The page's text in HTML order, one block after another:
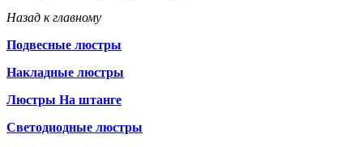
Назад к главному
Подвесные люстры
Накладные люстры
Люстры На штанге
Светодиодные люстры